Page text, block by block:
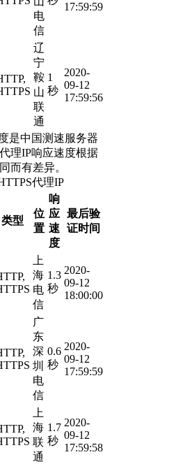
电
信
17:59:59
辽
宁
鞍
山
联
通
1
秒
2020-
09-12
17:59:56
是中国测速服务器
理IP响应速度根据
而有差异。
代理IP
类型
位
置
响
应
速
度
最后验
证时间
上
海
电
信
1.3
秒
2020-
09-12
18:00:00
广
东
深
圳
电
信
0.6
秒
2020-
09-12
17:59:59
上
海
联
通
1.7
秒
2020-
09-12
17:59:58